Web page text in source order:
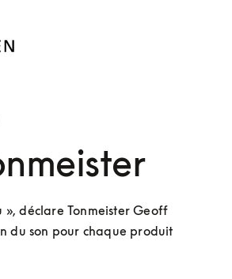
», déclare Tonmeister Geoff
du son pour chaque produit